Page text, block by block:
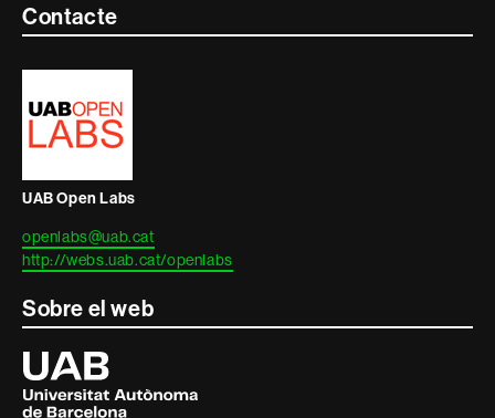
Contacte
informació
legal
Contacte
UAB Open Labs
openlabs@uab.cat
http://webs.uab.cat/openlabs
Sobre el web
Universitat
Autònoma
de
Barcelona